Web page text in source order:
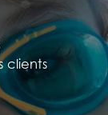
clients